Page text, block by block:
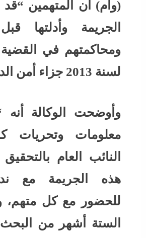
(وام) أن المتهمين “قد
الجريمة وأدلتها
لسنة 2013 جزاء أمن الدولة”.
وأوضحت الوكالة أنه
معلومات وتحريات
النائب العام
هذه الجريمة مع
للحضور مع كل متهم،
الستة أشهر من